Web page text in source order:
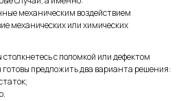
механическим воздействием
механических или химических
с поломкой или дефектом
предложить два варианта решения: